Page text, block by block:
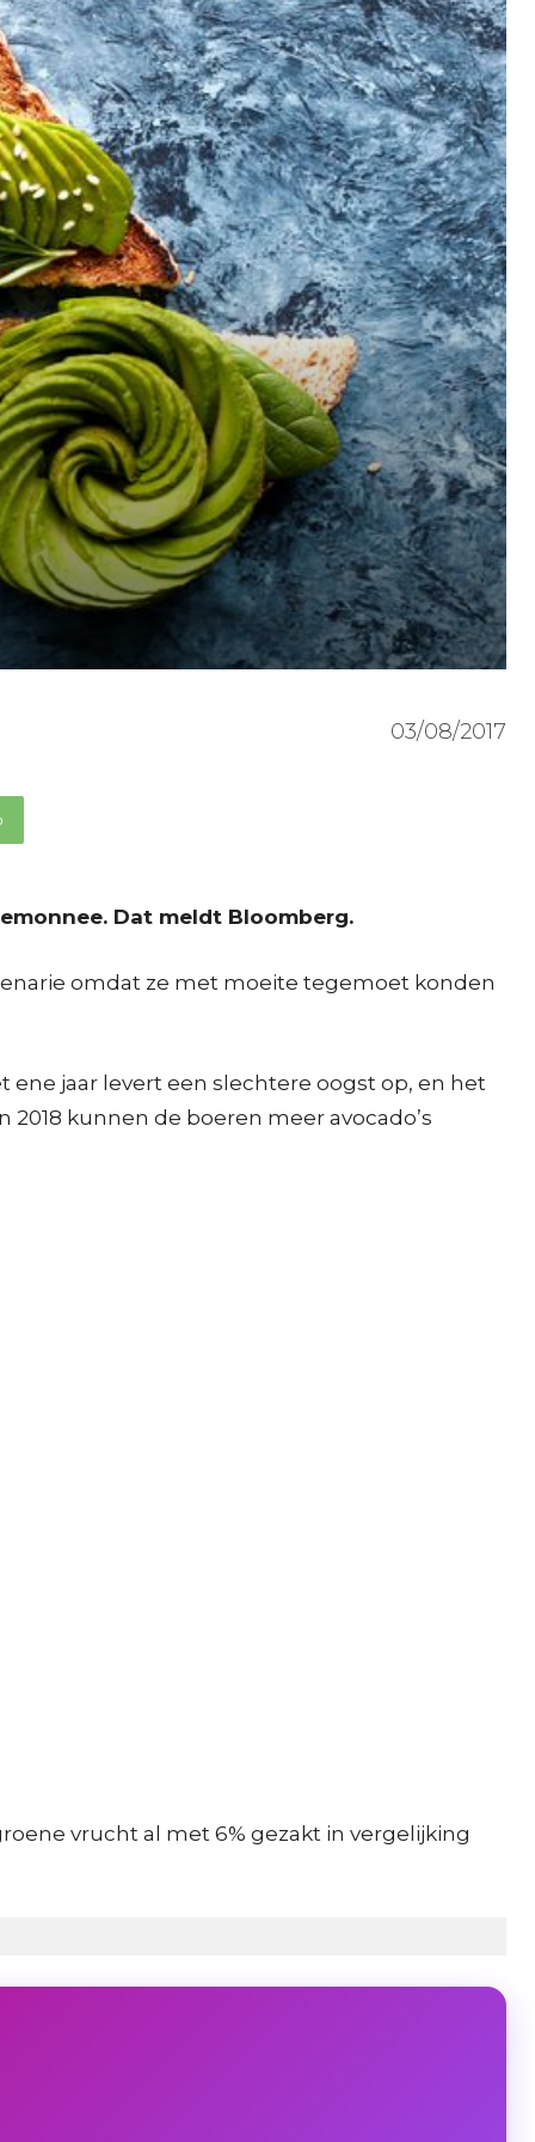
03/08/2017
Dat meldt Bloomberg.
omdat ze met moeite tegemoet konden
jaar levert een slechtere oogst op, en het
kunnen de boeren meer avocado’s
vrucht al met 6% gezakt in vergelijking